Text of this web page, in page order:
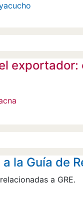
la Guía de
a GRE.